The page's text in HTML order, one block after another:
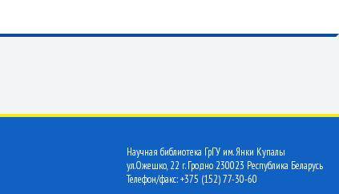
Научная библиотека ГрГУ им. Янки Купалы
ул.Ожешко, 22 г. Гродно 230023 Республика Беларусь
Телефон/факс: +375 (152) 77-30-60